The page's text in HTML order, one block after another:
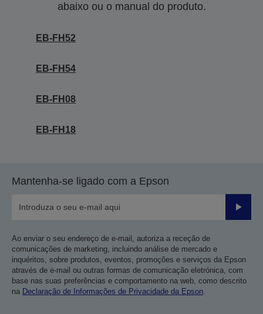
abaixo ou o manual do produto.
EB-FH52
EB-FH54
EB-FH08
EB-FH18
Mantenha-se ligado com a Epson
Enviar
Ao enviar o seu endereço de e-mail, autoriza a receção de
comunicações de marketing, incluindo análise de mercado e
inquéritos, sobre produtos, eventos, promoções e serviços da Epson
através de e-mail ou outras formas de comunicação eletrónica, com
base nas suas preferências e comportamento na web, como descrito
na Declaração de Informações de Privacidade da Epson